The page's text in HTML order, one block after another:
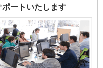
ートいたします